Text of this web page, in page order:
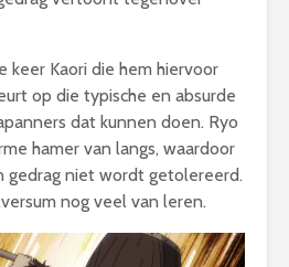
keer Kaori die hem hiervoor
op die typische en absurde
dat kunnen doen. Ryo
hamer van langs, waardoor
gedrag niet wordt getolereerd.
nog veel van leren.